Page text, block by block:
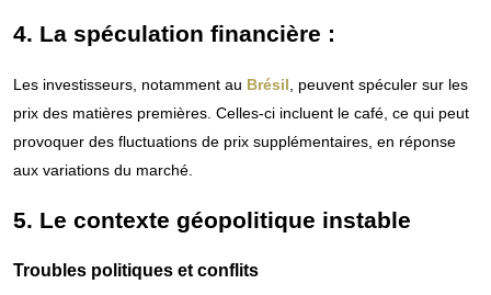
4. La spéculation financière :
Les investisseurs, notamment au Brésil , peuvent spéculer sur les
prix des matières premières. Celles-ci incluent le café, ce qui peut
provoquer des fluctuations de prix supplémentaires, en réponse
aux variations du marché.
5. Le contexte géopolitique instable
Troubles politiques et conflits